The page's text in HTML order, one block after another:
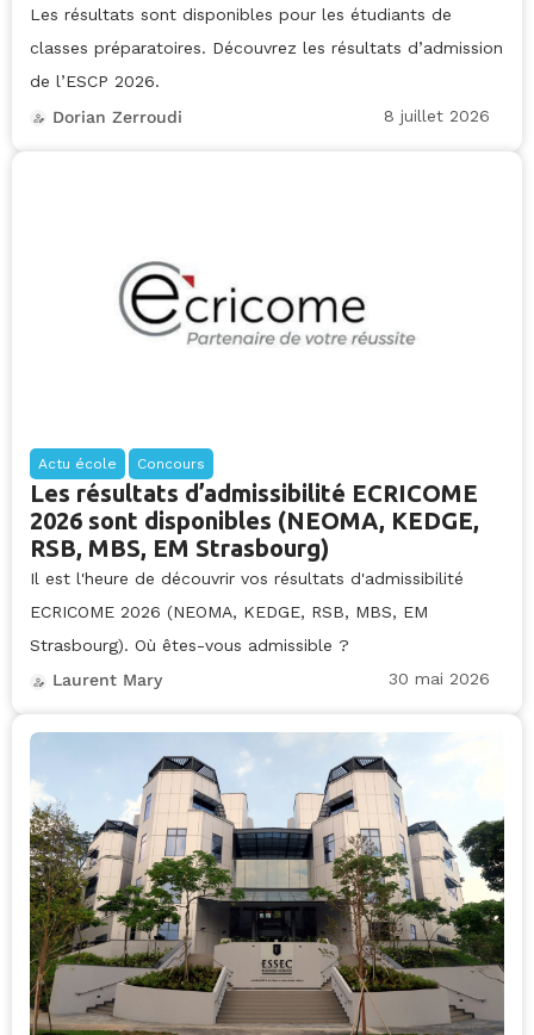
Les résultats sont disponibles pour les étudiants de
classes préparatoires. Découvrez les résultats d’admission
de l’ESCP 2026.
Dorian Zerroudi
8 juillet 2026
Actu école Concours
Les résultats d’admissibilité ECRICOME
2026 sont disponibles (NEOMA, KEDGE,
RSB, MBS, EM Strasbourg)
Il est l'heure de découvrir vos résultats d'admissibilité
ECRICOME 2026 (NEOMA, KEDGE, RSB, MBS, EM
Strasbourg). Où êtes-vous admissible ?
Laurent Mary
30 mai 2026